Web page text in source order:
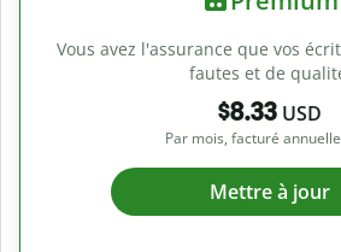
Vous avez l'assurance que vos
fautes et de
$8.33 USD
Par mois, facturé
Mettre à jour